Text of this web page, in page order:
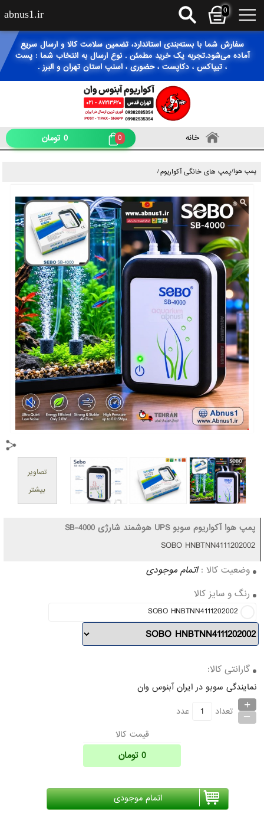
سفارش شما با بسته‌بندی استاندارد، تضمین سلامت کالا و ارسال سریع
آماده می‌شود.تجربه یک خرید مطمئن . نوع ارسال به انتخاب شما : پست
، تیپاکس ، دکاپست ، حضوری ، اسنپ استان تهران و البرز .
0
abnus1.ir
خانه 0
0 تومان
خانگی آکواریوم/
تصاویر
بیشتر
پمپ هوا آکواریوم سوبو UPS هوشمند شارژی SB-4000
SOBO HNBTNN4111202002
وضعیت کالا :اتمام موجودی
رنگ و سایز کالا
SOBO HNBTNN4111202002
گارانتی کالا:
نمایندگی سوبو در ایران آبنوس وان
تعداد
+
_
عدد
قیمت کالا
0 تومان